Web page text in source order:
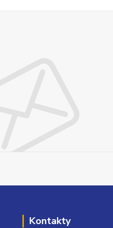
Kontakty